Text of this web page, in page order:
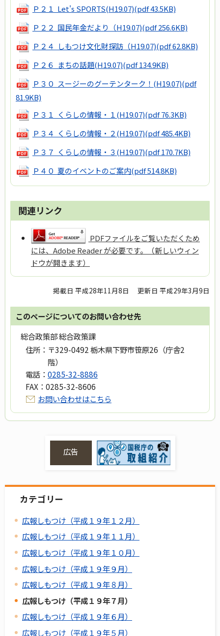
Ｐ２１ Let's SPORTS(H19.07)(pdf 43.5KB)
Ｐ２２ 国民年金だより（H19.07)(pdf 256.6KB)
Ｐ２４ しもつけ文化財探訪（H19.07)(pdf 62.8KB)
Ｐ２６ まちの話題(H19.07)(pdf 134.9KB)
Ｐ３０ スージーのグーテンターク！(H19.07)(pdf
81.9KB)
Ｐ３１ くらしの情報・１(H19.07)(pdf 76.3KB)
Ｐ３４ くらしの情報・２(H19.07)(pdf 485.4KB)
Ｐ３７ くらしの情報・３(H19.07)(pdf 170.7KB)
Ｐ４０ 夏のイベントのご案内(pdf 514.8KB)
関連リンク
PDFファイルをご覧いただくため
には、Adobe Reader が必要です。（新しいウィン
ドウが開きます）
掲載日 平成28年11月8日 更新日 平成29年3月9日
このページについてのお問い合わせ先
総合政策部 総合政策課
住所： 〒329-0492 栃木県下野市笹原26（庁舎2
階）
電話： 0285-32-8886
FAX： 0285-32-8606
お問い合わせはこちら
広告
カテゴリー
広報しもつけ（平成１９年１２月）
広報しもつけ（平成１９年１１月）
広報しもつけ（平成１９年１０月）
広報しもつけ（平成１９年９月）
広報しもつけ（平成１９年８月）
広報しもつけ（平成１９年７月）
広報しもつけ（平成１９年６月）
広報しもつけ（平成１９年５月）